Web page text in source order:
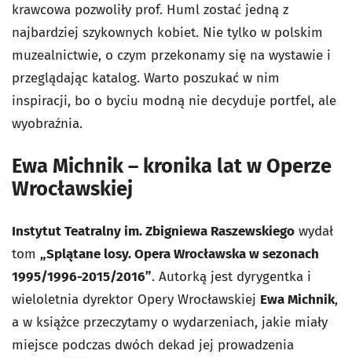
krawcowa pozwoliły prof. Huml zostać jedną z
najbardziej szykownych kobiet. Nie tylko w polskim
muzealnictwie, o czym przekonamy się na wystawie i
przeglądając katalog. Warto poszukać w nim
inspiracji, bo o byciu modną nie decyduje portfel, ale
wyobraźnia.
Ewa Michnik – kronika lat w Operze
Wrocławskiej
Instytut Teatralny im. Zbigniewa Raszewskiego wydał
tom „Splątane losy. Opera Wrocławska w sezonach
1995/1996-2015/2016”. Autorką jest dyrygentka i
wieloletnia dyrektor Opery Wrocławskiej Ewa Michnik,
a w książce przeczytamy o wydarzeniach, jakie miały
miejsce podczas dwóch dekad jej prowadzenia